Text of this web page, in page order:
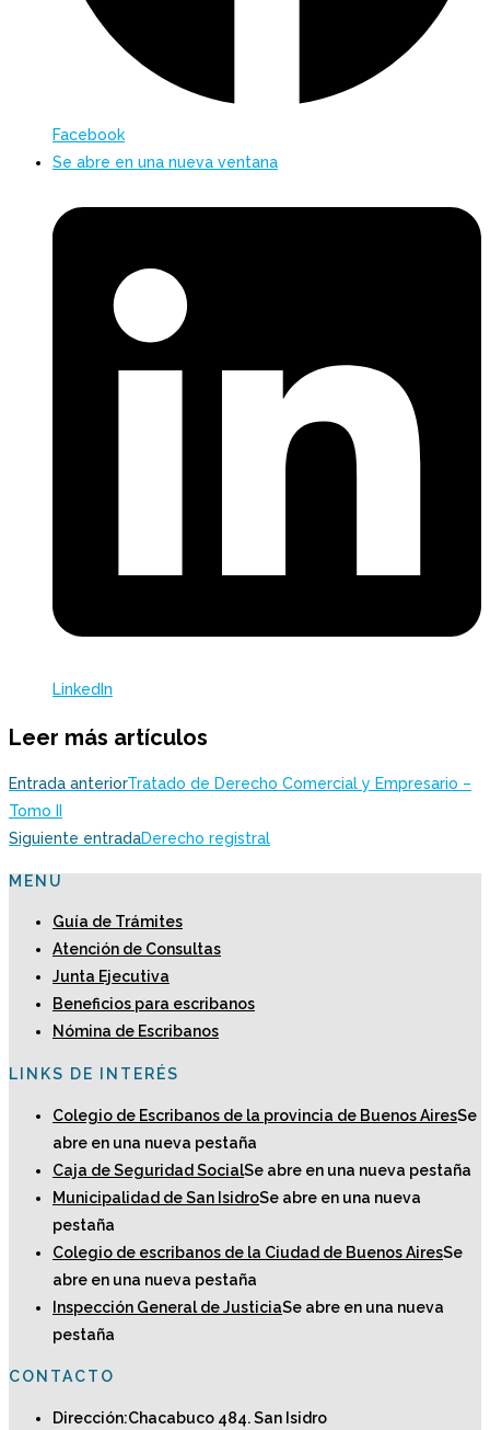
Facebook
Se abre en una nueva ventana
LinkedIn
Leer más artículos
Entrada anteriorTratado de Derecho Comercial y Empresario –
Tomo II
Siguiente entradaDerecho registral
MENU
Guía de Trámites
Atención de Consultas
Junta Ejecutiva
Beneficios para escribanos
Nómina de Escribanos
LINKS DE INTERÉS
Colegio de Escribanos de la provincia de Buenos AiresSe
abre en una nueva pestaña
Caja de Seguridad SocialSe abre en una nueva pestaña
Municipalidad de San IsidroSe abre en una nueva
pestaña
Colegio de escribanos de la Ciudad de Buenos AiresSe
abre en una nueva pestaña
Inspección General de JusticiaSe abre en una nueva
pestaña
CONTACTO
Dirección:Chacabuco 484. San Isidro